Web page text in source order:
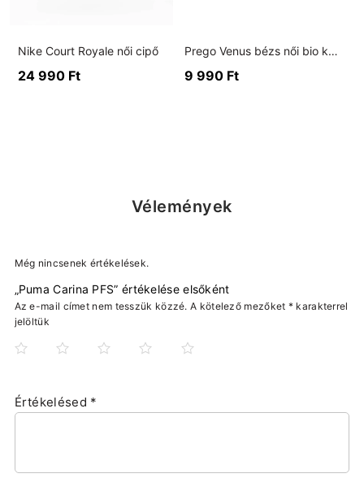
Nike Court Royale női cipő
24 990 Ft
Prego Venus bézs női bio klumpa
9 990 Ft
Vélemények
Még nincsenek értékelések.
„Puma Carina PFS” értékelése elsőként
Az e-mail címet nem tesszük közzé. A kötelező mezőket * karakterrel
jelöltük
Értékelésed *